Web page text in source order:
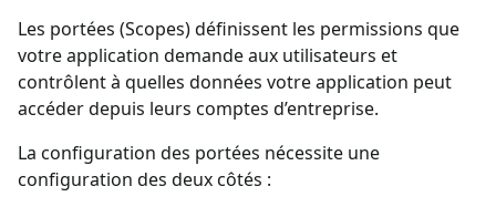
Les portées (Scopes) définissent les permissions que
votre application demande aux utilisateurs et
contrôlent à quelles données votre application peut
accéder depuis leurs comptes d’entreprise.
La configuration des portées nécessite une
configuration des deux côtés :